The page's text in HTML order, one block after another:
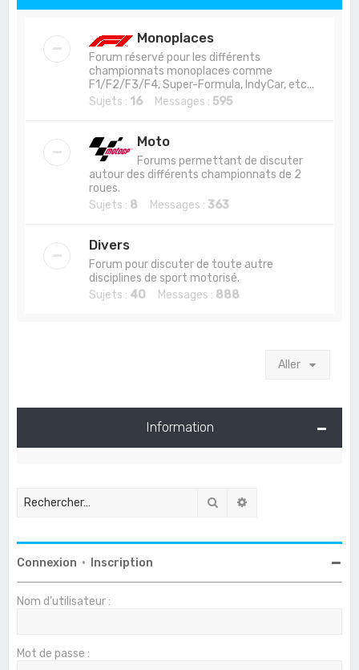
c
Monoplaces
Forum réservé pour les différents
championnats monoplaces comme
F1/F2/F3/F4, Super-Formula, IndyCar, etc...
Sujets : 16 Messages : 595
Moto
Forums permettant de discuter
autour des différents championnats de 2
roues.
Sujets : 8 Messages : 363
Divers
Forum pour discuter de toute autre
disciplines de sport motorisé.
Sujets : 40 Messages : 888
Aller
Information
Rechercher
Connexion • Inscription
Nom d’utilisateur :
Mot de passe :